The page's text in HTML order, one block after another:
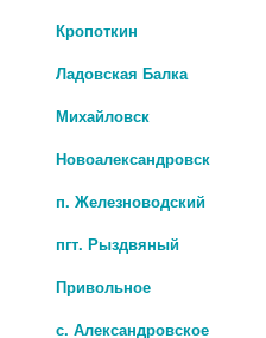
Кропоткин
Ладовская Балка
Михайловск
Новоалександровск
п. Железноводский
пгт. Рыздвяный
Привольное
с. Александровское